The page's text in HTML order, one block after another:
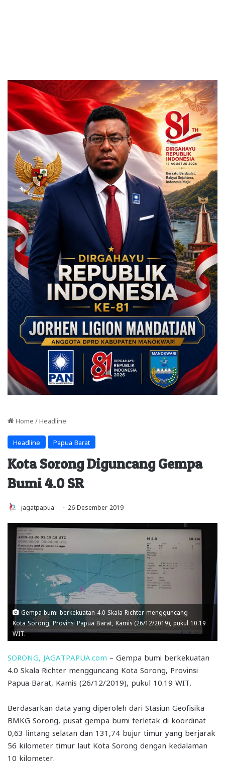
Home / Headline
Headline Papua Barat
Kota Sorong Diguncang Gempa
Bumi 4.0 SR
jagatpapua 26 Desember 2019
Gempa bumi berkekuatan 4.0 Skala Richter mengguncang
Kota Sorong, Provinsi Papua Barat, Kamis (26/12/2019), pukul 10.19
WIT.
SORONG, JAGATPAPUA.com – Gempa bumi berkekuatan
4.0 Skala Richter mengguncang Kota Sorong, Provinsi
Papua Barat, Kamis (26/12/2019), pukul 10.19 WIT.
Berdasarkan data yang diperoleh dari Stasiun Geofisika
BMKG Sorong, pusat gempa bumi terletak di koordinat
0,63 lintang selatan dan 131,74 bujur timur yang berjarak
56 kilometer timur laut Kota Sorong dengan kedalaman
10 kilometer.